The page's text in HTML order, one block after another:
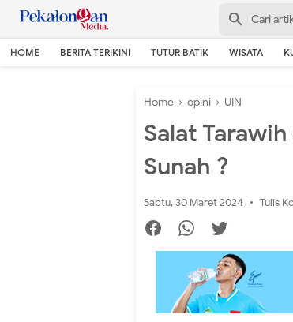
HOME BERITA TERIKINI TUTUR BATIK WISATA
Home › opini › UIN
Salat
Sunah ?
Sabtu, 30 Maret 2024 Tulis